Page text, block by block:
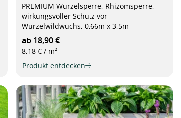
PREMIUM Wurzelsperre, Rhizomsperre,
wirkungsvoller Schutz vor
Wurzelwildwuchs, 0,66m x 3,5m
ab 18,90 €
8,18 € / m²
Produkt entdecken